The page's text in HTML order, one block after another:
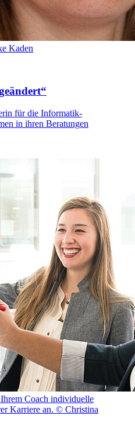
Kaden
für die Informatik-
in ihren Beratungen
Coach individuelle
Karriere an. © Christina